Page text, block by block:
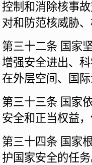
控制和消除核事
对和防范核威胁
第三十二条 国家
增强安全进出、
在外层空间、国
第三十三条 国家
安全和正当权益
第三十四条 国家
护国家安全的任